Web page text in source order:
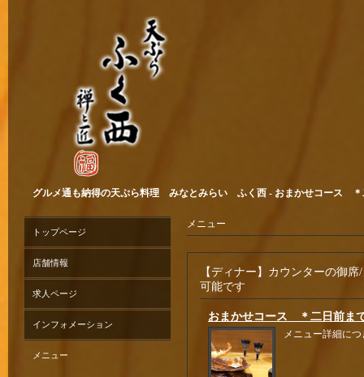
グルメ通も納得の天ぷら料理 みなとみらい ふく西 - おまかせコース ＊
メニュー
【ディナー】カウンターの御
可能です
おまかせコース ＊二日前ま
メニュー詳細に
トップページ
店舗情報
求人ページ
インフォメーション
メニュー